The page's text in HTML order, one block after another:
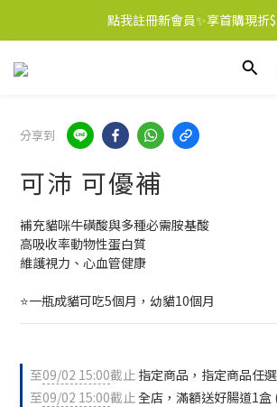
點我註冊新會員✨享首購現折
分享到
可沛 可優補
補充貓咪牛磺酸與多種必需胺基酸
高吸收率動物性蛋白質
維護視力、心血管健康
⭐️一瓶成貓可吃5個月，幼貓10個月
至09/02 15:00截止 指定商品，指定商品任
至09/02 15:00截止全店，滿額送好腸道1盒